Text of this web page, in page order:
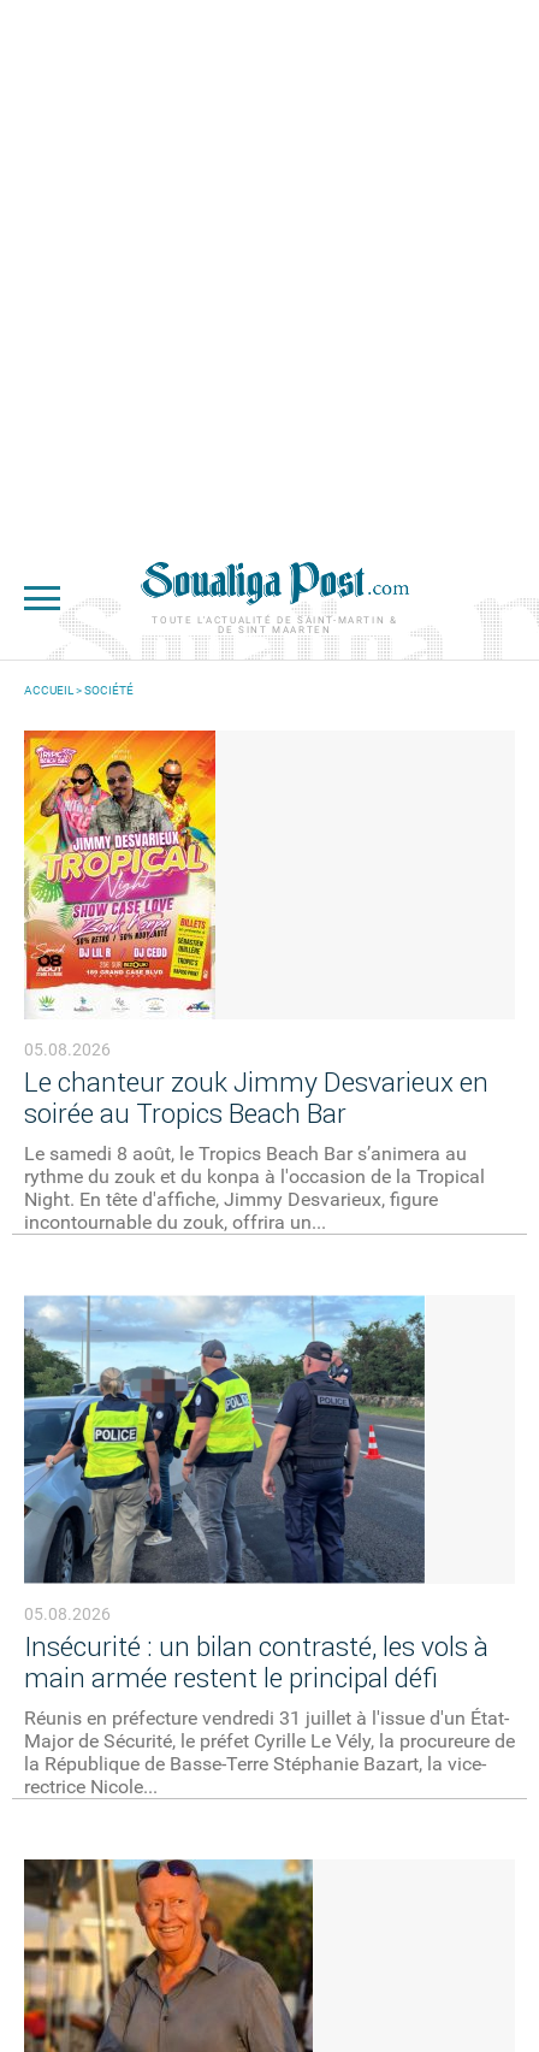
TOUTE L'ACTUALITÉ DE SAINT-MARTIN &
DE SINT MAARTEN
ACCUEIL >SOCIÉTÉ
05.08.2026
Le chanteur zouk Jimmy Desvarieux en
soirée au Tropics Beach Bar
Le samedi 8 août, le Tropics Beach Bar s’animera au
rythme du zouk et du konpa à l'occasion de la Tropical
Night. En tête d'affiche, Jimmy Desvarieux, figure
incontournable du zouk, offrira un...
05.08.2026
Insécurité : un bilan contrasté, les vols à
main armée restent le principal défi
Réunis en préfecture vendredi 31 juillet à l'issue d'un État-
Major de Sécurité, le préfet Cyrille Le Vély, la procureure de
la République de Basse-Terre Stéphanie Bazart, la vice-
rectrice Nicole...